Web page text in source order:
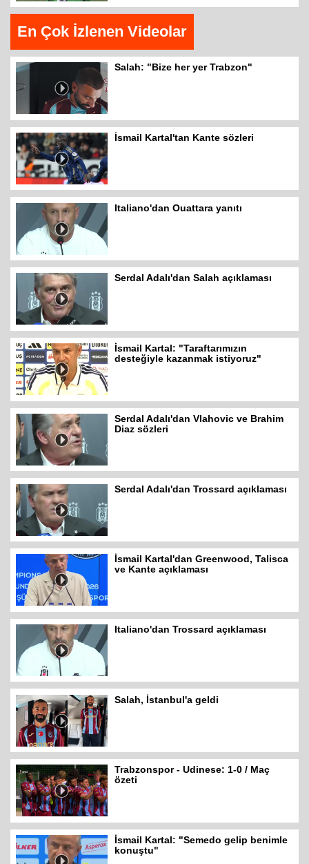
En Çok İzlenen Videolar
Salah: "Bize her yer Trabzon"
İsmail Kartal'tan Kante sözleri
Italiano'dan Ouattara yanıtı
Serdal Adalı'dan Salah açıklaması
İsmail Kartal: "Taraftarımızın
desteğiyle kazanmak istiyoruz"
Serdal Adalı'dan Vlahovic ve Brahim
Diaz sözleri
Serdal Adalı'dan Trossard açıklaması
İsmail Kartal'dan Greenwood, Talisca
ve Kante açıklaması
Italiano'dan Trossard açıklaması
Salah, İstanbul'a geldi
Trabzonspor - Udinese: 1-0 / Maç
özeti
İsmail Kartal: "Semedo gelip benimle
konuştu"